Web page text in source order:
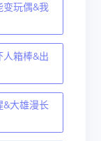
变玩偶&我
箱棒&出
&大雄漫长